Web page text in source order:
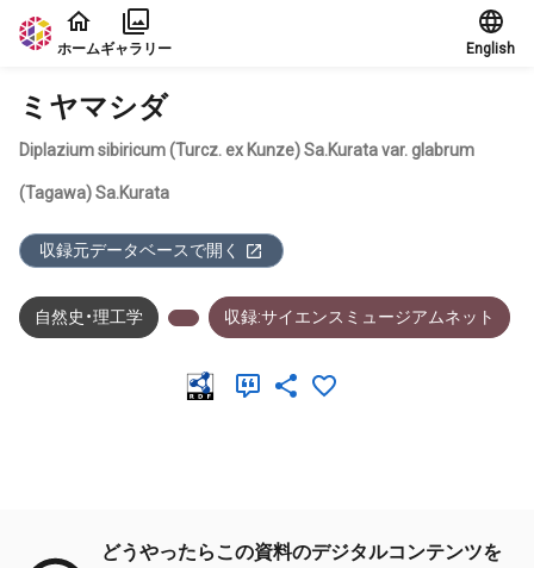
本文に飛ぶ
ホームギャラリー English
ミヤマシダ
Diplazium sibiricum (Turcz. ex Kunze) Sa.Kurata var. glabrum
(Tagawa) Sa.Kurata
収録元データベースで開く
自然史・理工学 収録:サイエンスミュージアムネット
どうやったらこの資料のデジタルコンテンツを